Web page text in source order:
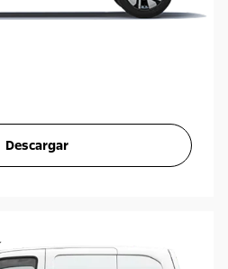
Descargar